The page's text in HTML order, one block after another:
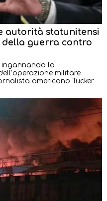
autorità statunitensi
guerra contro
la
militare
americano Tucker